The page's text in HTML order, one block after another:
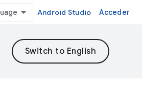
Android Studio Acceder